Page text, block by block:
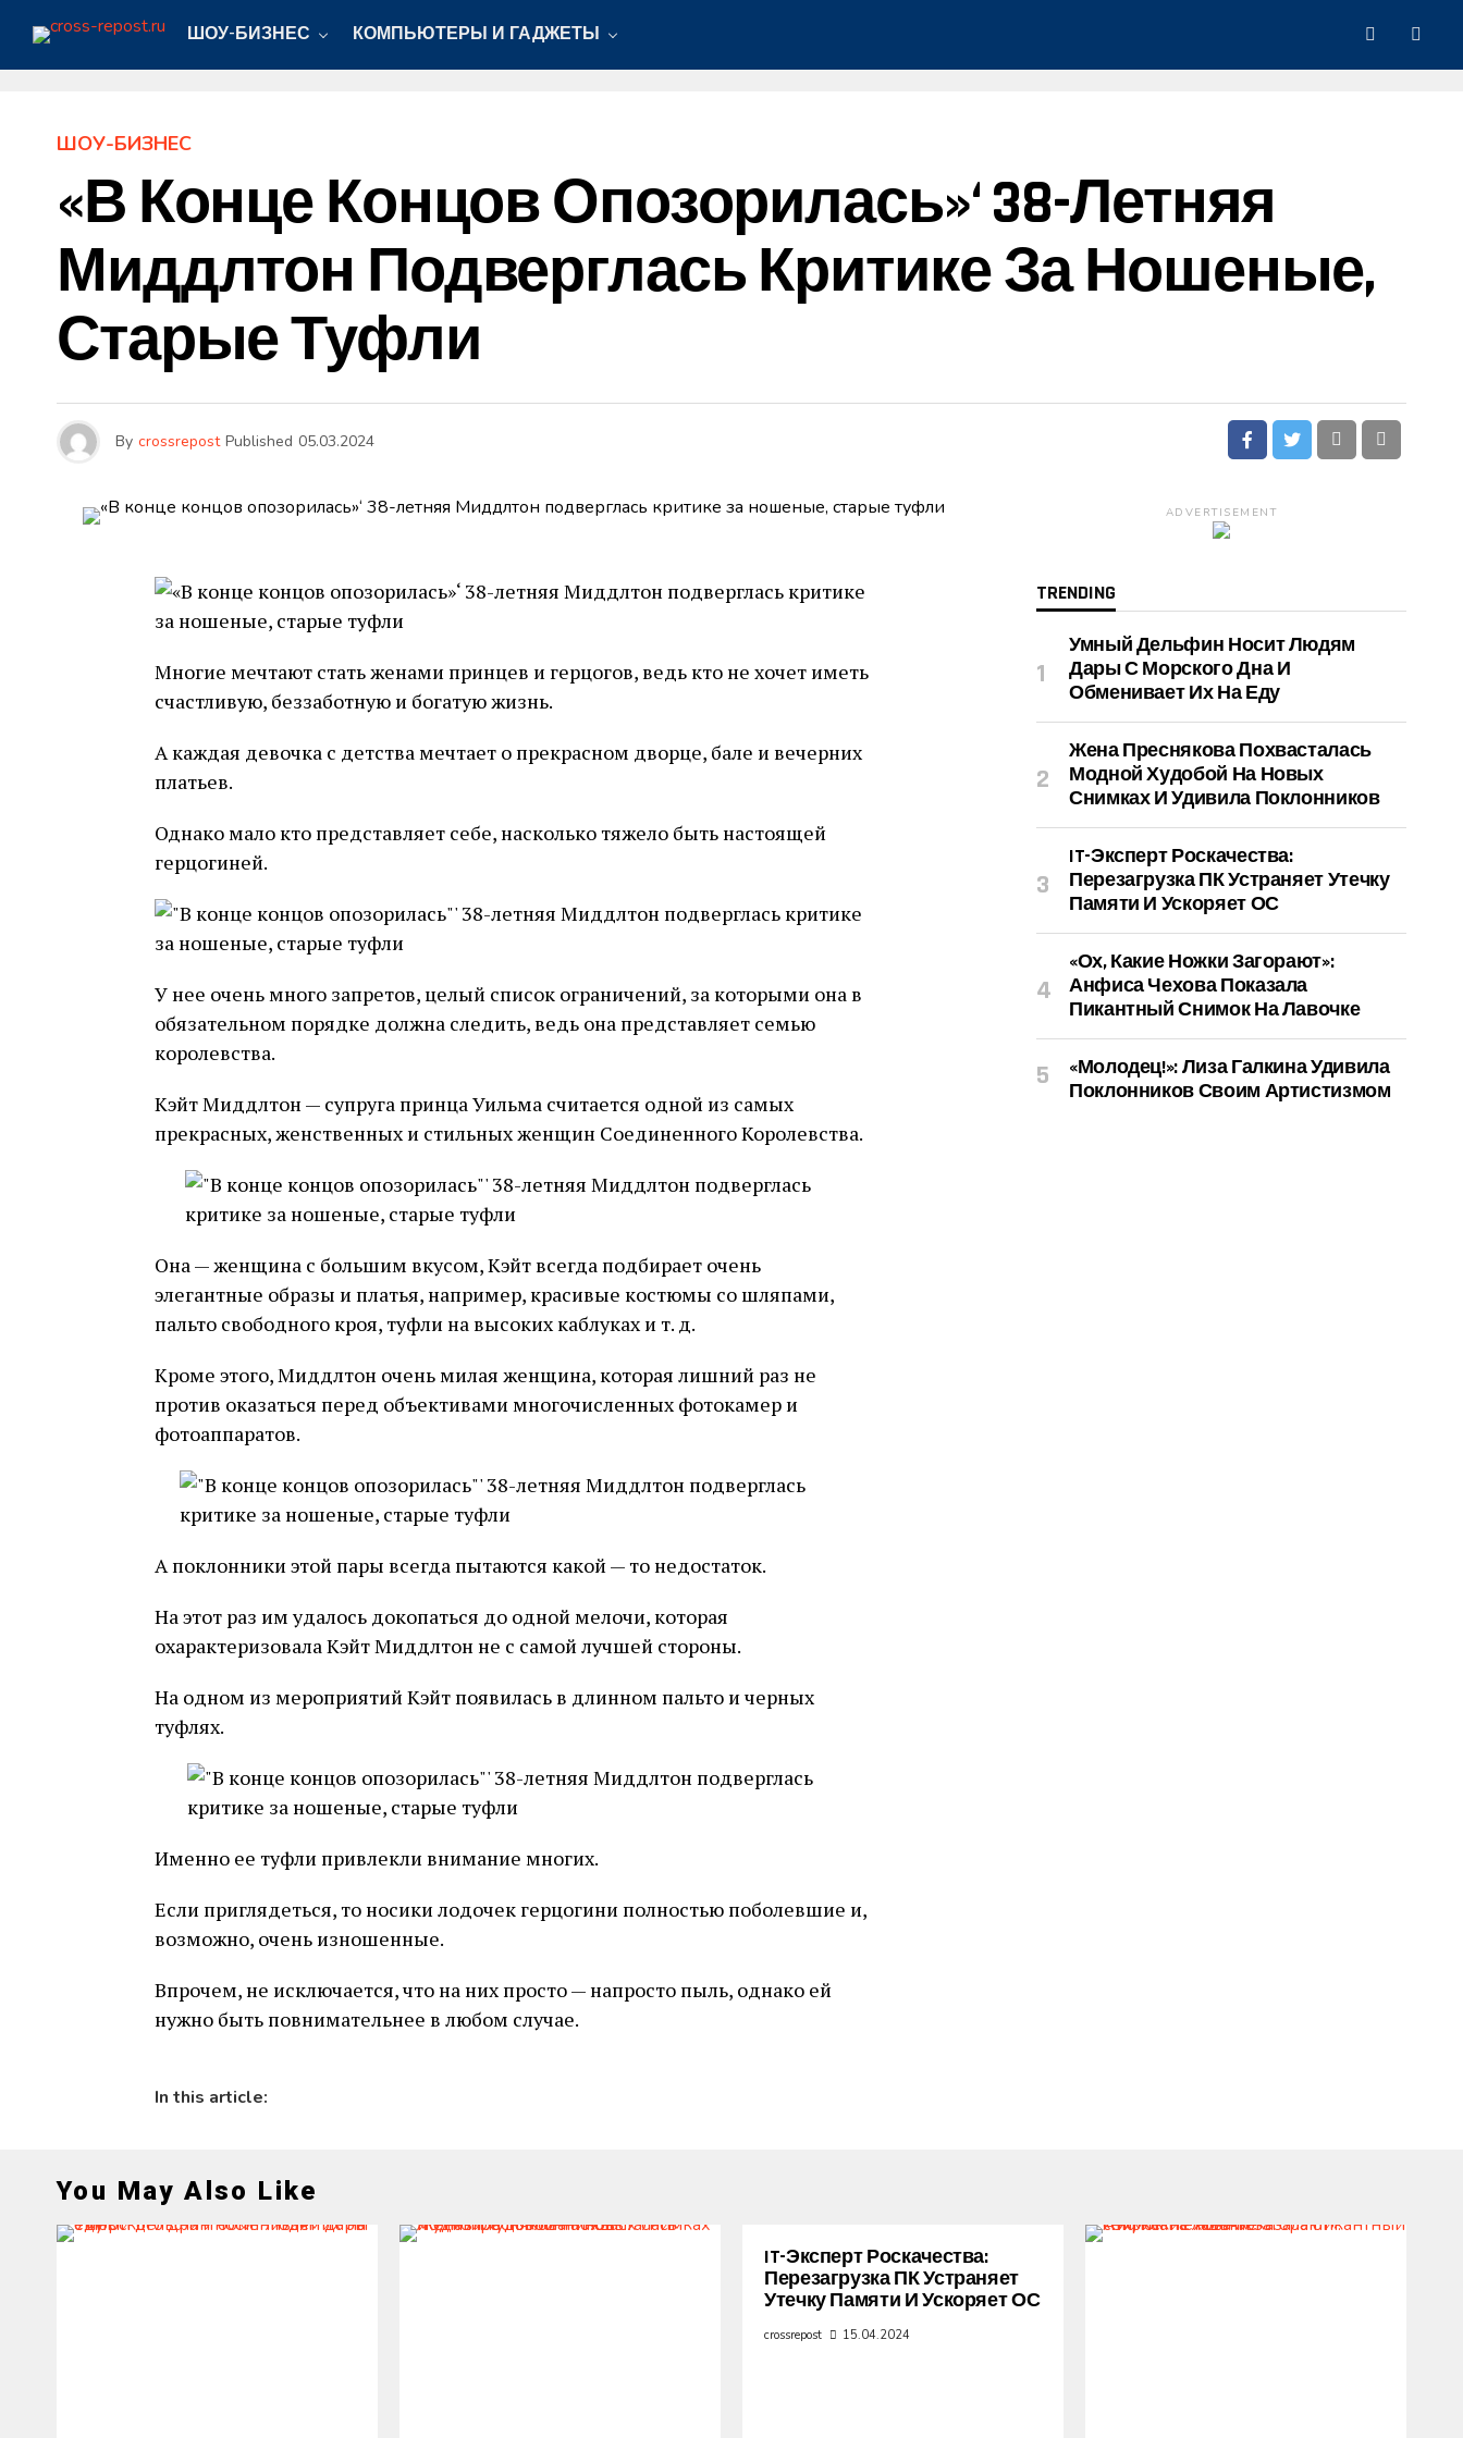
ШОУ-БИЗНЕС КОМПЬЮТЕРЫ И ГАДЖЕТЫ
ШОУ-БИЗНЕС
«В Конце Концов Опозорилась»‘ 38-Летняя
Миддлтон Подверглась Критике За Ношеные,
Старые Туфли
By crossrepost Published 05.03.2024
Многие мечтают стать женами принцев и герцогов, ведь кто не хочет иметь
счастливую, беззаботную и богатую жизнь.
А каждая девочка с детства мечтает о прекрасном дворце, бале и вечерних
платьев.
Однако мало кто представляет себе, насколько тяжело быть настоящей
герцогиней.
У нее очень много запретов, целый список ограничений, за которыми она в
обязательном порядке должна следить, ведь она представляет семью
королевства.
Кэйт Миддлтон — супруга принца Уильма считается одной из самых
прекрасных, женственных и стильных женщин Соединенного Королевства.
Она — женщина с большим вкусом, Кэйт всегда подбирает очень
элегантные образы и платья, например, красивые костюмы со шляпами,
пальто свободного кроя, туфли на высоких каблуках и т. д.
Кроме этого, Миддлтон очень милая женщина, которая лишний раз не
против оказаться перед объективами многочисленных фотокамер и
фотоаппаратов.
А поклонники этой пары всегда пытаются какой — то недостаток.
На этот раз им удалось докопаться до одной мелочи, которая
охарактеризовала Кэйт Миддлтон не с самой лучшей стороны.
На одном из мероприятий Кэйт появилась в длинном пальто и черных
туфлях.
Именно ее туфли привлекли внимание многих.
Если приглядеться, то носики лодочек герцогини полностью поболевшие и,
возможно, очень изношенные.
Впрочем, не исключается, что на них просто — напросто пыль, однако ей
нужно быть повнимательнее в любом случае.
In this article:
ADVERTISEMENT
TRENDING
Умный Дельфин Носит Людям
Дары С Морского Дна И
Обменивает Их На Еду
Жена Преснякова Похвасталась
Модной Худобой На Новых
Снимках И Удивила Поклонников
IT-Эксперт Роскачества:
Перезагрузка ПК Устраняет Утечку
Памяти И Ускоряет ОС
«Ох, Какие Ножки Загорают»:
Анфиса Чехова Показала
Пикантный Снимок На Лавочке
«Молодец!»: Лиза Галкина Удивила
Поклонников Своим Артистизмом
You May Also Like
IT-Эксперт Роскачества:
Перезагрузка ПК Устраняет
Утечку Памяти И Ускоряет ОС
crossrepost 15.04.2024